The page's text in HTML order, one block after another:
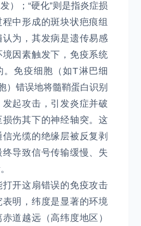
）；“硬化”则是指炎症损
中形成的斑块状疤痕组
为，其发病是遗传易感
因素触发下，免疫系统
。免疫细胞（如T淋巴细
）错误地将髓鞘蛋白识别
起攻击，引发炎症并破
伤其下的神经轴突。这
光缆的绝缘层被反复剥
导致信号传输缓慢、失
开这扇错误的免疫攻击
表明，纬度是显著的环境
道越远（高纬度地区）